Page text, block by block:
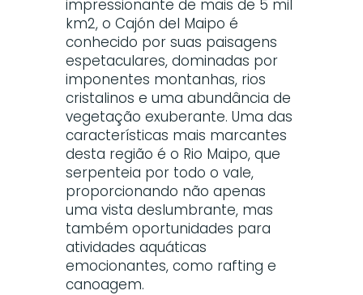
impressionante de mais de 5 mil
km2, o Cajón del Maipo é
conhecido por suas paisagens
espetaculares, dominadas por
imponentes montanhas, rios
cristalinos e uma abundância de
vegetação exuberante. Uma das
características mais marcantes
desta região é o Rio Maipo, que
serpenteia por todo o vale,
proporcionando não apenas
uma vista deslumbrante, mas
também oportunidades para
atividades aquáticas
emocionantes, como rafting e
canoagem.